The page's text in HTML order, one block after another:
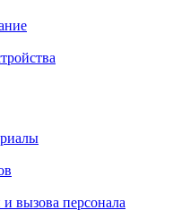
вызова персонала